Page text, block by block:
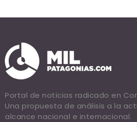
Portal de noticias radicado en
Una propuesta de análisis a la
alcance nacional e internacional.